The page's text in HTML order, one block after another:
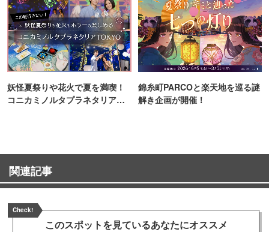
妖怪夏祭りや花火で夏を満喫！
コニカミノルタプラネタリア
錦糸町PARCOと楽天地を巡る謎
解き企画が開催！
関連記事
Check!
このスポットを見ているあなたにオススメ